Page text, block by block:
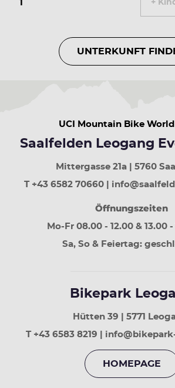
Tage
+
UNTERKUNFT
UCI Mountain Bike World
Saalfelden Leogang
Mittergasse 21a | 5760
T +43 6582 70660 |
Öffnungszeiten
Mo-Fr 08.00 - 12.00 & 13.00 -
Sa, So & Feiertag:
Bikepark
Hütten 39 | 5771
T +43 6583 8219 |
HOMEPAGE